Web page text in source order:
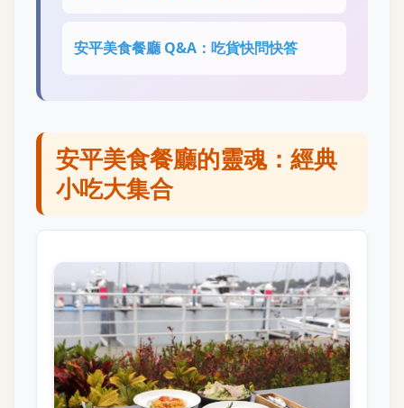
安平美食餐廳 Q&A：吃貨快問快答
安平美食餐廳的靈魂：經典
小吃大集合